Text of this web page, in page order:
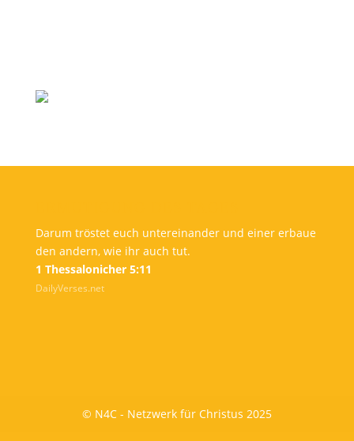
Darum tröstet euch untereinander und einer erbaue
den andern, wie ihr auch tut.
1 Thessalonicher 5:11
DailyVerses.net
© N4C - Netzwerk für Christus 2025